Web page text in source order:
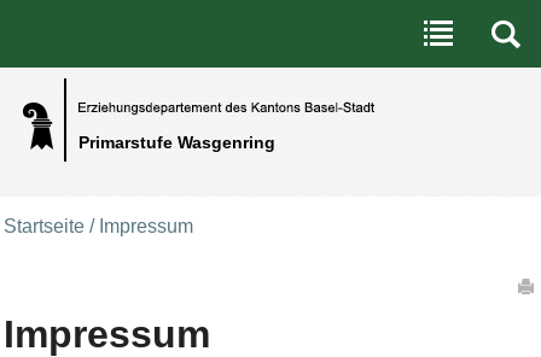
Primarstufe Wasgenring
Benutzerspezifische Werkzeuge
Direkt zum Inhalt|Direkt zur Navigation
Startseite / Impressum
Impressum